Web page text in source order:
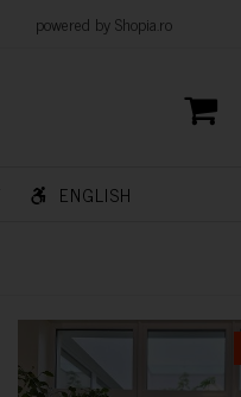
Shopia.ro
ENGLISH